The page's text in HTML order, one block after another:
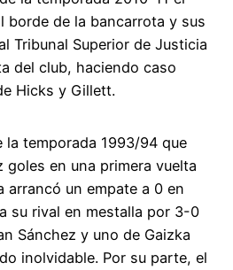
borde de la bancarrota y sus
Tribunal Superior de Justicia
del club, haciendo caso
Hicks y Gillett.
la temporada 1993/94 que
goles en una primera vuelta
arrancó un empate a 0 en
su rival en mestalla por 3-0
Sánchez y uno de Gaizka
inolvidable. Por su parte, el